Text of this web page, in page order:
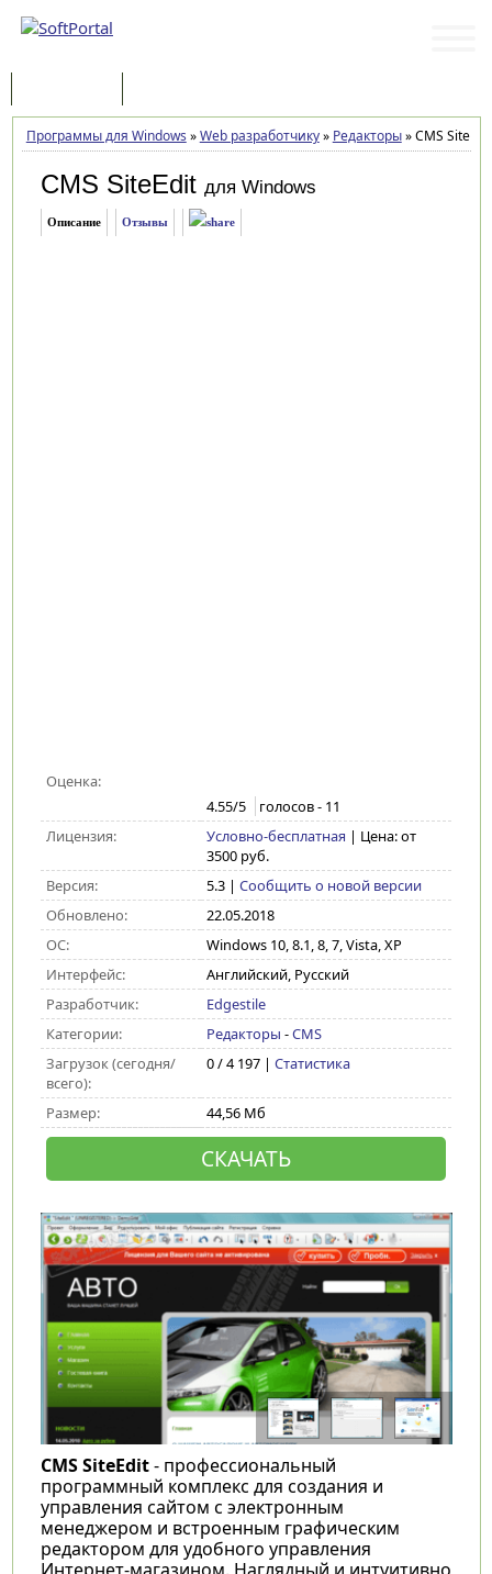
Программы для Windows »Web разработчику» Редакторы»CMS
CMS SiteEdit для Windows
Описание Отзывы
Оценка:
4.55/5 голосов - 11
Лицензия:
Условно-бесплатная | Цена: от
3500 руб.
Версия:
5.3| Сообщить о новой версии
Обновлено:
22.05.2018
ОС:
Windows 10, 8.1, 8, 7, Vista, XP
Интерфейс:
Английский, Русский
Разработчик:
Edgestile
Категории:
Редакторы -CMS
Загрузок (сегодня/
всего):
0 / 4 197 | Статистика
Размер: 44,56 Мб
СКАЧАТЬ
CMS SiteEdit- профессиональный
программный комплекс для создания и
управления сайтом с электронным
менеджером и встроенным графическим
редактором для удобного управления